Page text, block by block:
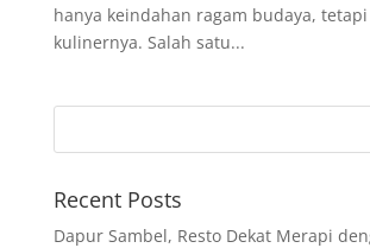
hanya keindahan ragam budaya,
kulinernya. Salah satu...
Recent Posts
Dapur Sambel, Resto Dekat Merapi